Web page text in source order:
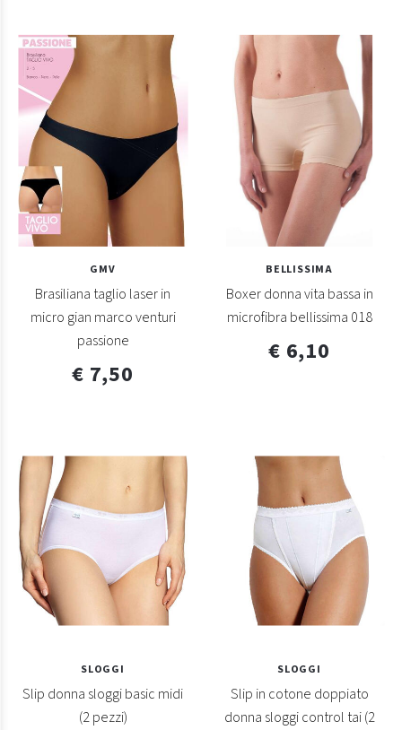
GMV
Brasiliana taglio laser in
micro gian marco venturi
passione
€ 7,50
BELLISSIMA
Boxer donna vita bassa in
microfibra bellissima 018
€ 6,10
SLOGGI
Slip donna sloggi basic midi
(2 pezzi)
SLOGGI
Slip in cotone doppiato
donna sloggi control tai (2